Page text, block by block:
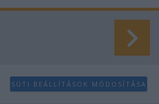
SÜTI BEÁLLÍTÁSOK MÓDOSÍTÁSA